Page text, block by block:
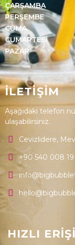
ÇARŞAMBA
PERŞEMBE
CUMA
CUMARTESİ
PAZAR
İLETİŞİM
Aşağıdaki telefon
ulaşabilirsiniz.
Cevizlidere,
+90 540 008 19
HIZLI